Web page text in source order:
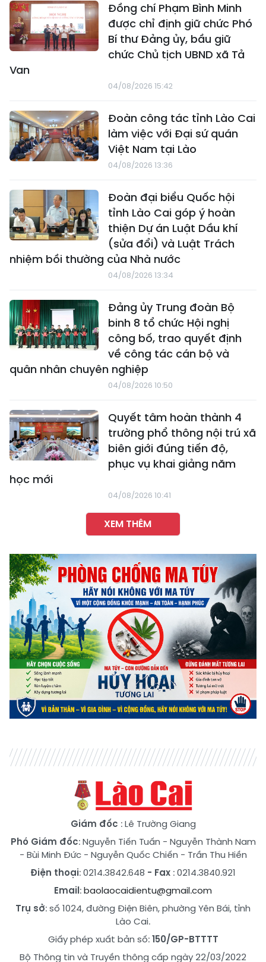
Đồng chí Phạm Bình Minh
được chỉ định giữ chức Phó
Bí thư Đảng ủy, bầu giữ
chức Chủ tịch UBND xã Tả
Van
04/08/2026 15:42
Đoàn công tác tỉnh Lào Cai
làm việc với Đại sứ quán
Việt Nam tại Lào
04/08/2026 13:36
Đoàn đại biểu Quốc hội
tỉnh Lào Cai góp ý hoàn
thiện Dự án Luật Dầu khí
(sửa đổi) và Luật Trách
nhiệm bồi thường của Nhà nước
04/08/2026 13:34
Đảng ủy Trung đoàn Bộ
binh 8 tổ chức Hội nghị
công bố, trao quyết định
về công tác cán bộ và
quân nhân chuyên nghiệp
04/08/2026 10:50
Quyết tâm hoàn thành 4
trường phổ thông nội trú xã
biên giới đúng tiến độ,
phục vụ khai giảng năm
học mới
04/08/2026 10:41
XEM THÊM
Giám đốc : Lê Trường Giang
Phó Giám đốc:Nguyễn Tiến Tuấn - Nguyễn Thành Nam
- Bùi Minh Đức- Nguyễn Quốc Chiến - Trần Thu Hiền
Điện thoại: 0214.3842.648 - Fax : 0214.3840.921
Email:baolaocaidientu@gmail.com
Trụ sở: số 1024, đường Điện Biên, phường Yên Bái, tỉnh
Lào Cai.
Giấy phép xuất bản số:150/GP-BTTTT
Bộ Thông tin và Truyền thông cấp ngày 22/03/2022